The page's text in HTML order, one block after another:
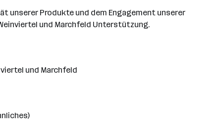
unserer Produkte und dem Engagement unserer
und Marchfeld Unterstützung.
und Marchfeld